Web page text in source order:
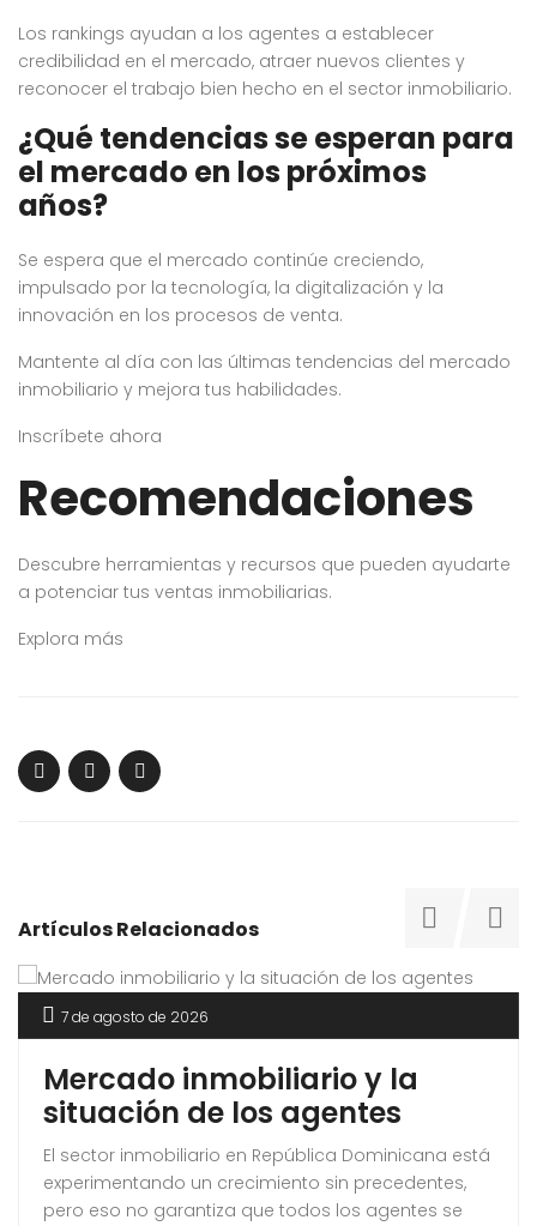
Los rankings ayudan a los agentes a establecer
credibilidad en el mercado, atraer nuevos clientes y
reconocer el trabajo bien hecho en el sector inmobiliario.
¿Qué tendencias se esperan para
el mercado en los próximos
años?
Se espera que el mercado continúe creciendo,
impulsado por la tecnología, la digitalización y la
innovación en los procesos de venta.
Mantente al día con las últimas tendencias del mercado
inmobiliario y mejora tus habilidades.
Inscríbete ahora
Recomendaciones
Descubre herramientas y recursos que pueden ayudarte
a potenciar tus ventas inmobiliarias.
Explora más
Artículos Relacionados
7 de agosto de 2026
Mercado inmobiliario y la
situación de los agentes
El sector inmobiliario en República Dominicana está
experimentando un crecimiento sin precedentes,
pero eso no garantiza que todos los agentes se